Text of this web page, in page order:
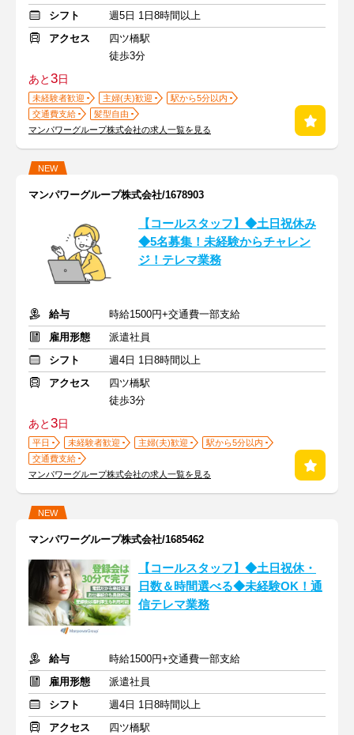
シフト
週5日 1日8時間以上
アクセス
四ツ橋駅
徒歩3分
あと3日
未経験者歓迎 主婦(夫)歓迎
駅から5分以内
交通費支給
髪型自由
マンパワーグループ株式会社の求人一覧を見る
NEW
マンパワーグループ株式会社/1678903
【コールスタッフ】◆土日祝休み
◆5名募集！未経験からチャレン
ジ！テレマ業務
給与
時給1500円+交通費一部支給
雇用形態
派遣社員
シフト
週4日 1日8時間以上
アクセス
四ツ橋駅
徒歩3分
あと3日
平日 未経験者歓迎 主婦(夫)歓迎
駅から5分以内
交通費支給
マンパワーグループ株式会社の求人一覧を見る
NEW
マンパワーグループ株式会社/1685462
【コールスタッフ】◆土日祝休・
日数＆時間選べる◆未経験OK！通
信テレマ業務
給与
時給1500円+交通費一部支給
雇用形態
派遣社員
シフト
週4日 1日8時間以上
アクセス
四ツ橋駅